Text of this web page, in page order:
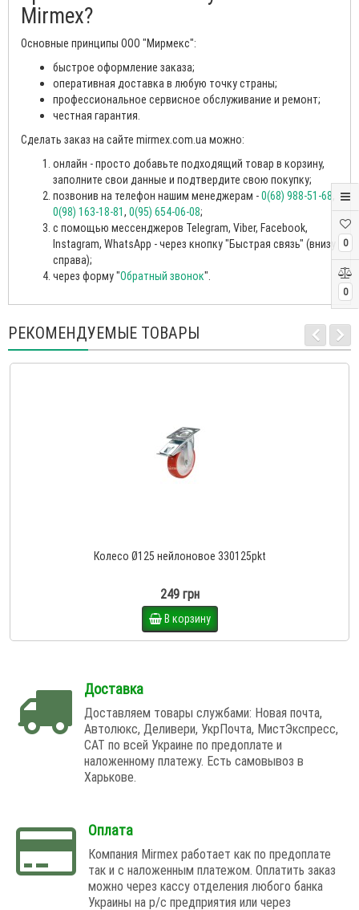
0
0
Mirmex?
Основные принципы ООО "Мирмекс":
быстрое оформление заказа;
оперативная доставка в любую точку страны;
профессиональное сервисное обслуживание и ремонт;
честная гарантия.
Сделать заказ на сайте mirmex.com.ua можно:
онлайн - просто добавьте подходящий товар в корзину,
заполните свои данные и подтвердите свою покупку;
позвонив на телефон нашим менеджерам -0(68) 988-51-68
0(98) 163-18-81, 0(95) 654-06-08;
с помощью мессенджеров Telegram, Viber, Facebook,
Instagram, WhatsApp - через кнопку "Быстрая связь" (внизу
справа);
через форму "Обратный звонок".
РЕКОМЕНДУЕМЫЕ ТОВАРЫ
Колесо Ø125 нейлоновое 330125pkt
249 грн
В корзину
Доставка
Доставляем товары службами: Новая почта,
Автолюкс, Деливери, УкрПочта, МистЭкспресс,
САТ по всей Украине по предоплате и
наложенному платежу. Есть самовывоз в
Харькове.
Оплата
Компания Mirmex работает как по предоплате
так и с наложенным платежом. Оплатить заказ
можно через кассу отделения любого банка
Украины на р/с предприятия или через